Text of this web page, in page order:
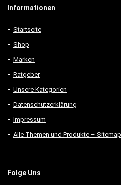
Informationen
Startseite
Shop
Marken
Ratgeber
Unsere Kategorien
Datenschutzerklärung
Impressum
Alle Themen und Produkte – Sitemap
Folge Uns